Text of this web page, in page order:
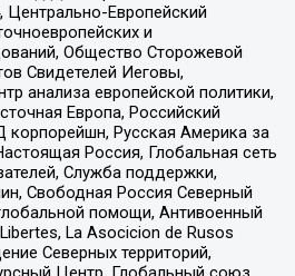
Центрально-Европейский
и
Общество Сторожевой
Свидетелей Иеговы,
анализа европейской политики,
Европа, Российский
корпорейшн, Русская Америка за
Россия, Глобальная сеть
Служба поддержки,
Свободная Россия Северный
помощи, Антивоенный
La Asocicion de Rusos
Северных территорий,